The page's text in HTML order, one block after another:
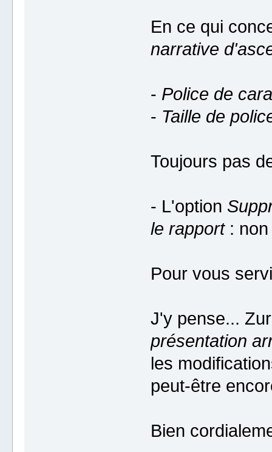
En ce qui
narrative
- Police de
- Taille de
Toujours pas
- L'option
le rapport :
Pour vous
J'y pense...
présentation
les
peut-être
Bien